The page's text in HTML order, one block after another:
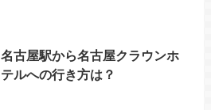
名古屋駅から名古屋クラウンホ
テルへの行き方は？